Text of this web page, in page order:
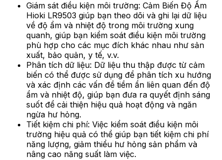
Giám sát điều kiện môi trường: Cảm Biến Độ Ẩm
Hioki LR9503 giúp bạn theo dõi và ghi lại dữ liệu
về độ ẩm và nhiệt độ trong môi trường xung
quanh, giúp bạn kiểm soát điều kiện môi trường
phù hợp cho các mục đích khác nhau như sản
xuất, bảo quản, y tế, v.v.
Phân tích dữ liệu: Dữ liệu thu thập được từ cảm
biến có thể được sử dụng để phân tích xu hướng
và xác định các vấn đề tiềm ẩn liên quan đến độ
ẩm và nhiệt độ, giúp bạn đưa ra quyết định sáng
suốt để cải thiện hiệu quả hoạt động và ngăn
ngừa hư hỏng.
Tiết kiệm chi phí: Việc kiểm soát điều kiện môi
trường hiệu quả có thể giúp bạn tiết kiệm chi phí
năng lượng, giảm thiểu hư hỏng sản phẩm và
nâng cao năng suất làm việc.